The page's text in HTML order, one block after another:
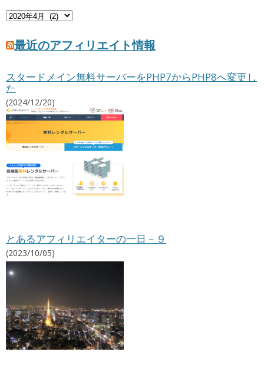
過
の
ア
ィ
リ
エ
イ
ト
情
最近のアフィリエイト情報
スタードメイン無料サーバーをPHP7からPHP8へ変更し
た
(2024/12/20)
とあるアフィリエイターの一日－９
(2023/10/05)